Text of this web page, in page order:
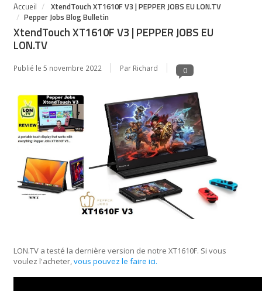
Accueil
XtendTouch XT1610F V3 | PEPPER JOBS EU LON.TV
Pepper Jobs Blog Bulletin
XtendTouch XT1610F V3 | PEPPER JOBS EU
LON.TV
Publié le 5 novembre 2022 Par Richard 0
LON.TV a testé la dernière version de notre XT1610F. Si vous
voulez l'acheter,vous pouvez le faire ici.